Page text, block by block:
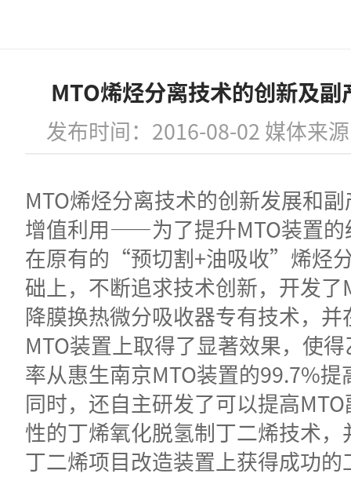
MTO烯烃分离技术的创新及副
发布时间：2016-08-02 媒体来
MTO烯烃分离技术的创新发展和
增值利用——为了提升MTO装置的
在原有的“预切割+油吸收”烯烃
础上，不断追求技术创新，开发了
降膜换热微分吸收器专有技术，并
MTO装置上取得了显著效果，使
率从惠生南京MTO装置的99.7%提
同时，还自主研发了可以提高
性的丁烯氧化脱氢制丁二烯技术
丁二烯项目改造装置上获得成功